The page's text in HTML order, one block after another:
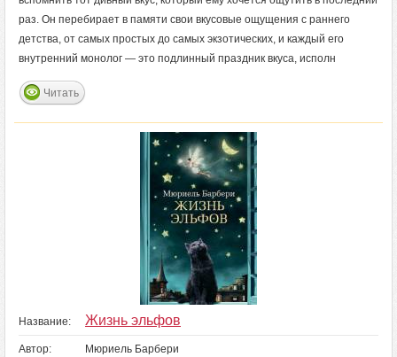
раз. Он перебирает в памяти свои вкусовые ощущения с раннего
детства, от самых простых до самых экзотических, и каждый его
внутренний монолог — это подлинный праздник вкуса, исполн
Читать
Название: Жизнь эльфов
Автор: Мюриель Барбери